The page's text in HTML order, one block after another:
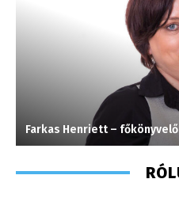
Farkas Henriett – főkönyvelő